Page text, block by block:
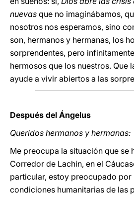
nuevas que no imaginábamos,
nosotros nos esperamos, sino
son, hermanos y hermanas, los
sorprendentes, pero
hermosos que los nuestros. Que
ayude a vivir abiertos a las
Después del Ángelus
Queridos hermanos y hermanas:
Me preocupa la situación que se
Corredor de Lachin, en el
particular, estoy preocupado por
condiciones humanitarias de las